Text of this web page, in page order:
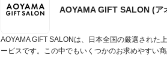
AOYAMA GIFT SALON (ア
AOYAMA GIFT SALONは、日本全国の厳選され
ービスです。この中でもいくつかのお求めやすい